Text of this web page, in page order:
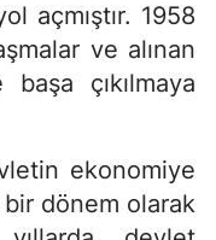
açmıştır. 1958
ve alınan
çıkılmaya
ekonomiye
dönem olarak